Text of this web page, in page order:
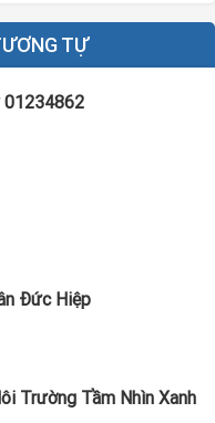
TỰ
01234862
Đức Hiệp
Trường Tầm Nhìn Xanh